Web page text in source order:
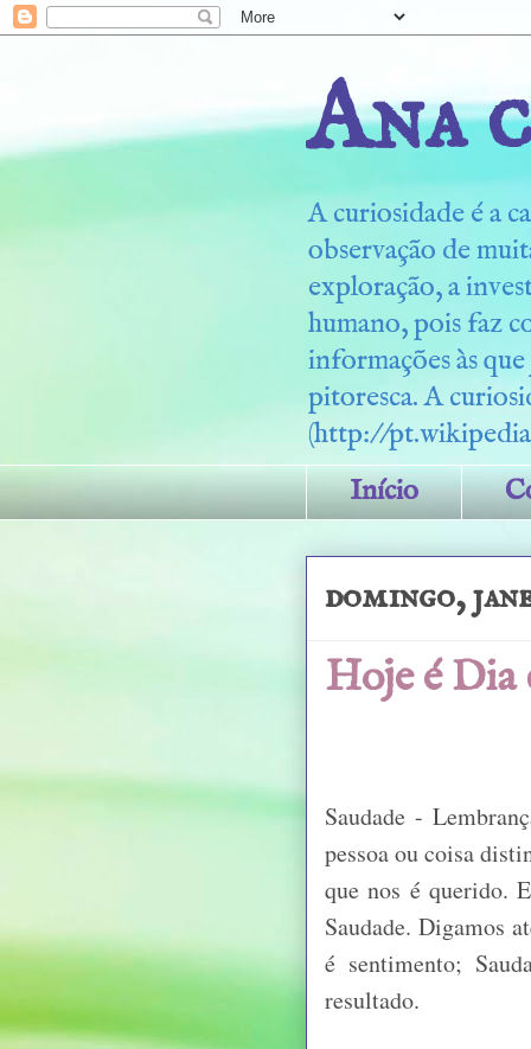
Ana
A curiosidade é a
observação de
exploração, a
humano, pois faz
informações às
pitoresca. A
(http://
Início
domingo,
Hoje é Dia
Saudade -
pessoa ou coisa
que nos é querido.
Saudade. Digamos
é sentimento;
resultado.